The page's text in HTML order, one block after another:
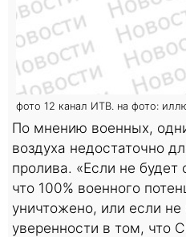
фото 12 канал ИТВ. на фото:
По мнению военных,
воздуха недостаточно
пролива. «Если не будет
что 100% военного
уничтожено, или если не
уверенности в том, что